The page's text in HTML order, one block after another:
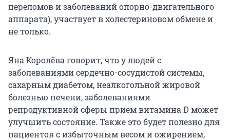
переломов и заболеваний опорно-двигательного
аппарата), участвует в холестериновом обмене и
не только.
Яна Королёва говорит, что у людей с
заболеваниями сердечно-сосудистой системы,
сахарным диабетом, неалкогольной жировой
болезнью печени, заболеваниями
репродуктивной сферы прием витамина D может
улучшить состояние. Также это будет полезно для
пациентов с избыточным весом и ожирением,